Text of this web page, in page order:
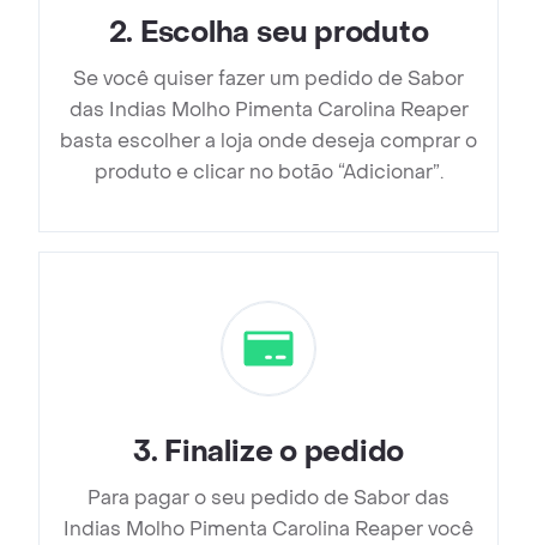
2. Escolha seu produto
Se você quiser fazer um pedido de Sabor
das Indias Molho Pimenta Carolina Reaper
basta escolher a loja onde deseja comprar o
produto e clicar no botão “Adicionar”.
3. Finalize o pedido
Para pagar o seu pedido de Sabor das
Indias Molho Pimenta Carolina Reaper você